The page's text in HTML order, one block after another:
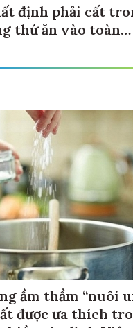
định phải cất
thứ ăn vào
ầm thầm “nuôi
được ưa thích